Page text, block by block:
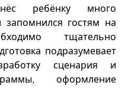
ребёнку много
гостям на
тщательно
подразумевает
сценария и
оформление